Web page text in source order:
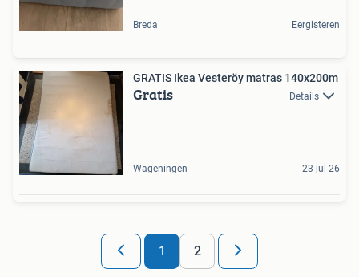
Breda Eergisteren
GRATIS Ikea Vesteröy matras 140x200m
Gratis Details
Wageningen 23 jul 26
1 2